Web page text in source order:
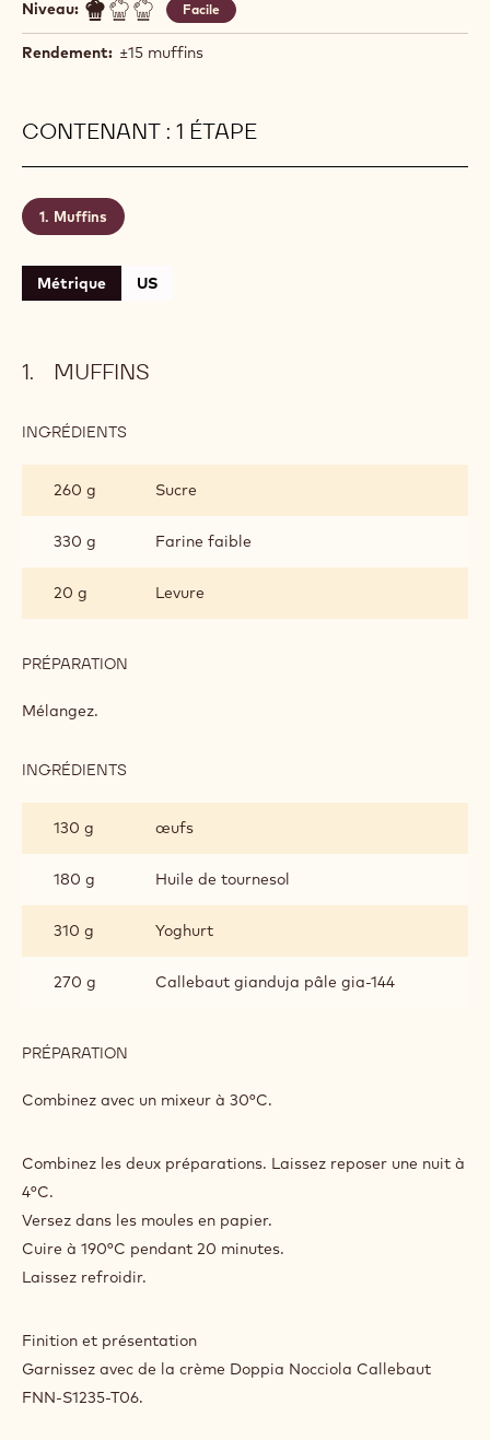
Niveau: Facile
Rendement: ±15 muffins
CONTENANT : 1 ÉTAPE
Muffins
Métrique US
MUFFINS
INGRÉDIENTS
260 g
Sucre
330 g Farine faible
20 g Levure
PRÉPARATION
Mélangez.
INGRÉDIENTS
130 g
œufs
180 g Huile de tournesol
310 g Yoghurt
270 g Callebaut gianduja pâle gia-144
PRÉPARATION
Combinez avec un mixeur à 30°C.
Combinez les deux préparations. Laissez reposer une nuit à
4°C.
Versez dans les moules en papier.
Cuire à 190°C pendant 20 minutes.
Laissez refroidir.
Finition et présentation
Garnissez avec de la crème Doppia Nocciola Callebaut
FNN-S1235-T06.